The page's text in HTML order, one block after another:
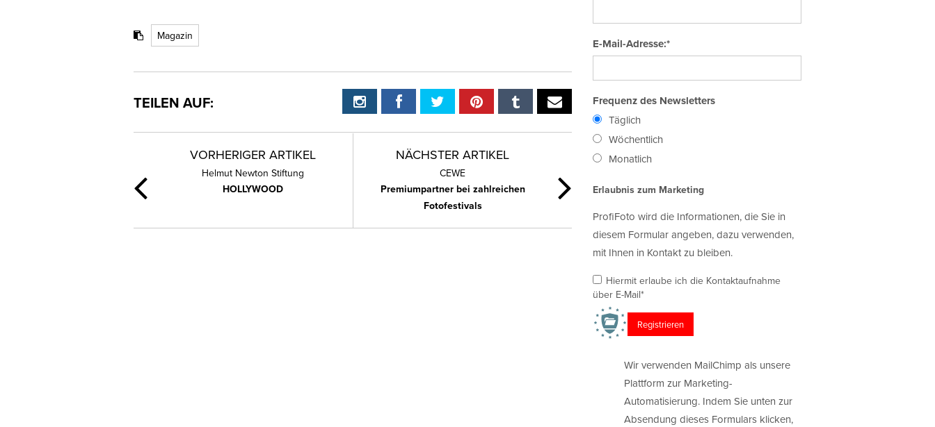
Magazin
TEILEN AUF:
VORHERIGER ARTIKEL
Helmut Newton Stiftung
HOLLYWOOD
NÄCHSTER ARTIKEL
CEWE
Premiumpartner bei zahlreichen
Fotofestivals
E-Mail-Adresse:*
Frequenz des Newsletters
Täglich
Wöchentlich
Monatlich
Erlaubnis zum Marketing
ProfiFoto wird die Informationen, die Sie in
diesem Formular angeben, dazu verwenden,
mit Ihnen in Kontakt zu bleiben.
Hiermit erlaube ich die Kontaktaufnahme
über E-Mail*
Wir verwenden MailChimp als unsere
Plattform zur Marketing-
Automatisierung. Indem Sie unten zur
Absendung dieses Formulars klicken,